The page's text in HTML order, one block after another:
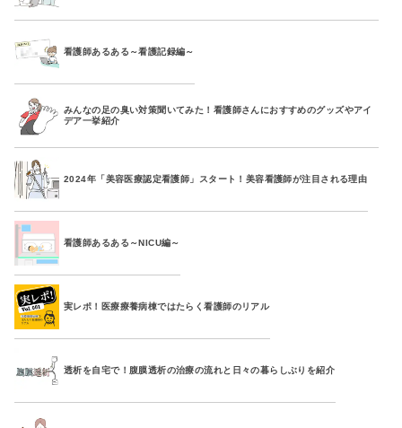
看護師あるある～看護記録編～
みんなの足の臭い対策聞いてみた！看護師さんにおすすめのグッズやアイ
デア一挙紹介
2024年「美容医療認定看護師」スタート！美容看護師が注目される理由
看護師あるある～NICU編～
実レポ！医療療養病棟ではたらく看護師のリアル
透析を自宅で！腹膜透析の治療の流れと日々の暮らしぶりを紹介